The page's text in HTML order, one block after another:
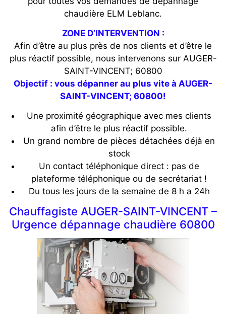
chaudière ELM Leblanc.
ZONE D’INTERVENTION :
Afin d’être au plus près de nos clients et d’être le
plus réactif possible, nous intervenons sur AUGER-
SAINT-VINCENT; 60800
Objectif : vous dépanner au plus vite à AUGER-
SAINT-VINCENT; 60800!
Une proximité géographique avec mes clients
afin d’être le plus réactif possible.
Un grand nombre de pièces détachées déjà en
stock
Un contact téléphonique direct : pas de
plateforme téléphonique ou de secrétariat !
Du tous les jours de la semaine de 8 h a 24h
Chauffagiste AUGER-SAINT-VINCENT –
Urgence dépannage chaudière 60800